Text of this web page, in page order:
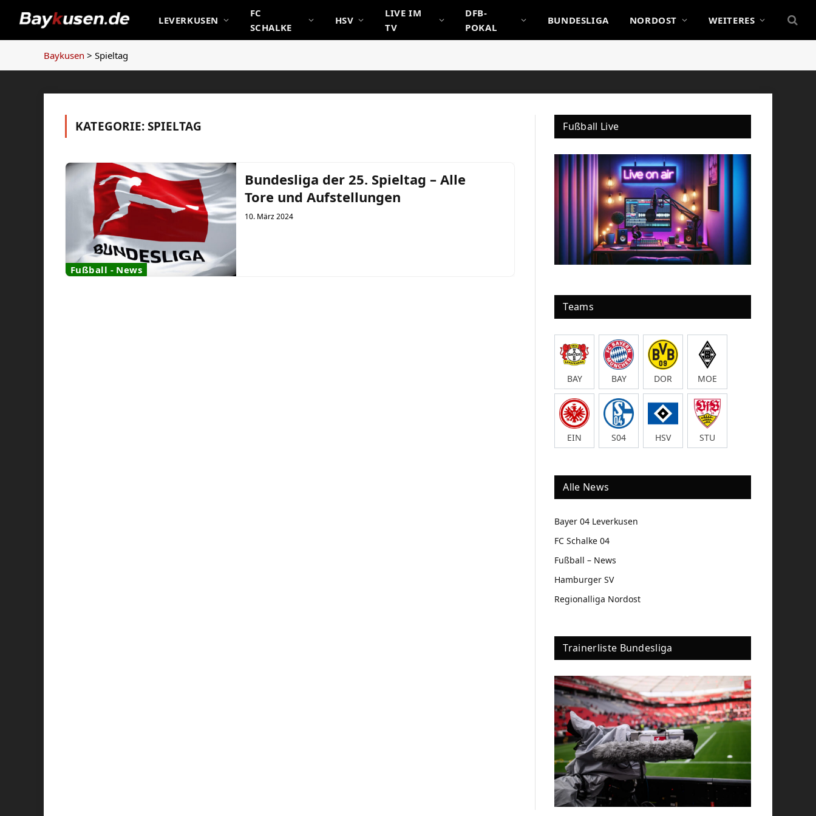
LEVERKUSEN
FC
SCHALKE
HSV
LIVE IM
TV
DFB-
POKAL
BUNDESLIGA NORDOST WEITERES
Baykusen > Spieltag
KATEGORIE:SPIELTAG
Fußball - News
Bundesliga der 25. Spieltag – Alle
Tore und Aufstellungen
10. März 2024
Fußball Live
Teams
BAY BAY DOR MOE
EIN S04 HSV STU
Alle News
Bayer 04 Leverkusen
FC Schalke 04
Fußball – News
Hamburger SV
Regionalliga Nordost
Trainerliste Bundesliga